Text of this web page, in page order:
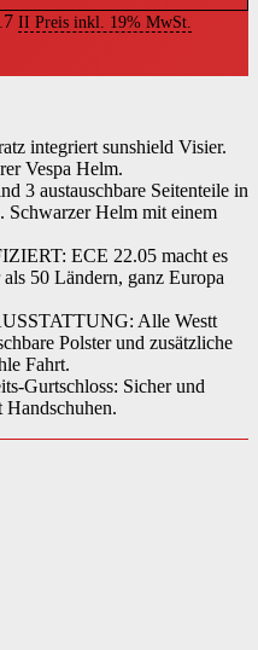
atmungsaktiv, herausnehmbar, waschbar
II Preis inkl. 19% MwSt.
integriert sunshield Visier.
Vespa Helm.
3 austauschbare Seitenteile in
Schwarzer Helm mit einem
ECE 22.05 macht es
50 Ländern, ganz Europa
Alle Westt
Polster und zusätzliche
Fahrt.
Gurtschloss: Sicher und
Handschuhen.